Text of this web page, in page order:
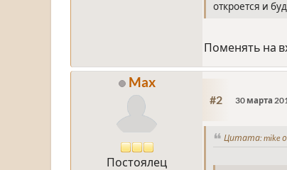
откроется и
Поменять на
Max
Постоялец
#2 30 марта
Цитата: mike